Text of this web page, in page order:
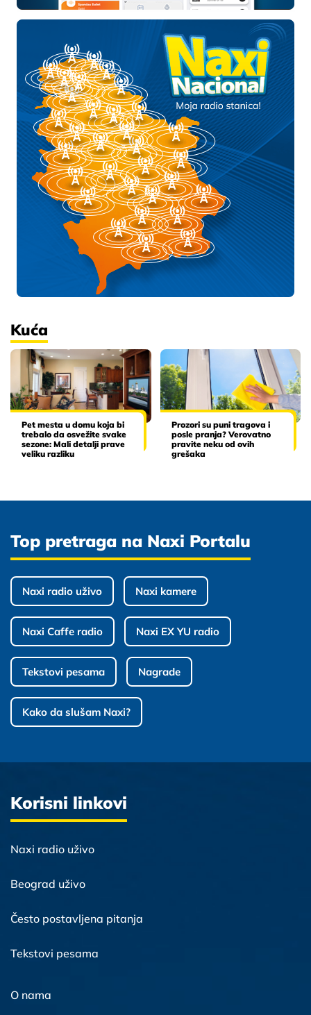
Kuća
Pet mesta u domu koja bi
trebalo da osvežite svake
sezone: Mali detalji prave
veliku razliku
Prozori su puni tragova i
posle pranja? Verovatno
pravite neku od ovih
grešaka
Top pretraga na Naxi Portalu
Naxi radio uživo Naxi kamere
Naxi Caffe radio Naxi EX YU radio
Tekstovi pesama Nagrade
Kako da slušam Naxi?
Korisni linkovi
Naxi radio uživo
Beograd uživo
Često postavljena pitanja
Tekstovi pesama
O nama